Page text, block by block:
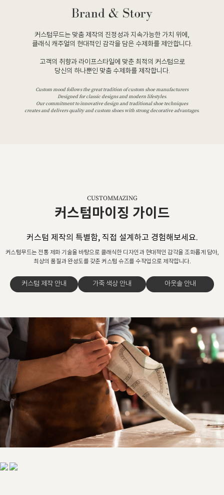
커스텀무드는 맞춤 제작의 진정성과 지속가능한 가치 위에,
클래식 캐주얼의 현대적인 감각을 담은 수제화를 제안합니다.
고객의 취향과 라이프스타일에 맞춘 최적의 커스텀으로
당신의 하나뿐인 맞춤 수제화를 제작합니다.
Custom mood follows the great tradition of custom shoe manufacturers
Designed for classic designs and modern lifestyles.
Our commitment to innovative design and traditional shoe techniques
creates and delivers quality and custom shoes with strong decorative advantages.
CUSTOMMAZING
커스텀마이징 가이드
커스텀 제작의 특별함, 직접 설계하고 경험해보세요.
커스텀무드는 전통 제화 기술을 바탕으로 클래식한 디자인과 현대적인 감각을 조화롭게 담아,
최상의 품질과 완성도를 갖춘 커스텀 슈즈를 수작업으로 제작합니다.
커스텀 제작 안내 가죽 색상 안내 아웃솔 안내